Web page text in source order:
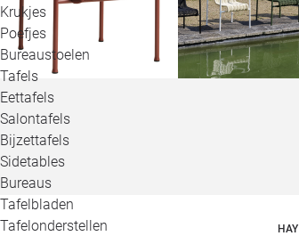
Krukjes
Poefjes
Bureaustoelen
Tafels
Eettafels
Salontafels
Bijzettafels
Sidetables
Bureaus
Tafelbladen
Tafelonderstellen
HAY